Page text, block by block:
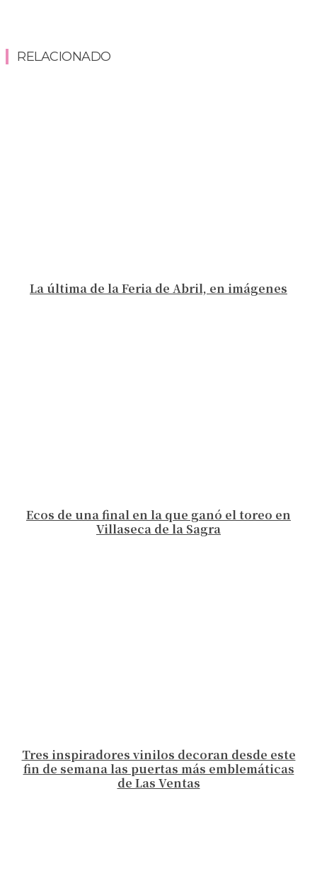
RELACIONADO
La última de la Feria de Abril, en imágenes
Ecos de una final en la que ganó el toreo en
Villaseca de la Sagra
Tres inspiradores vinilos decoran desde este
fin de semana las puertas más emblemáticas
de Las Ventas